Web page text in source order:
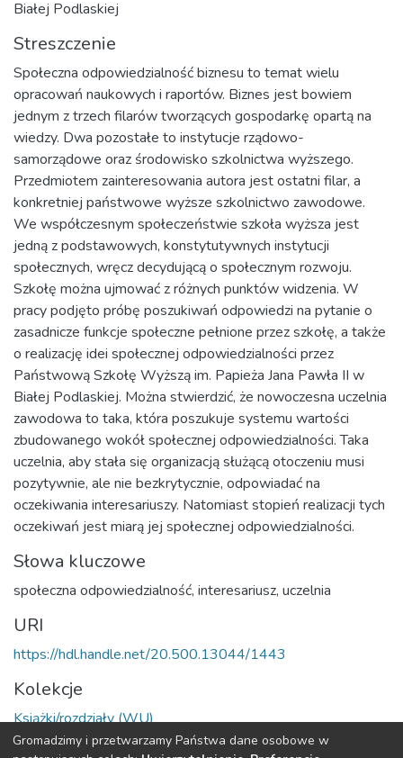
Białej Podlaskiej
Streszczenie
Społeczna odpowiedzialność biznesu to temat wielu
opracowań naukowych i raportów. Biznes jest bowiem
jednym z trzech filarów tworzących gospodarkę opartą na
wiedzy. Dwa pozostałe to instytucje rządowo-
samorządowe oraz środowisko szkolnictwa wyższego.
Przedmiotem zainteresowania autora jest ostatni filar, a
konkretniej państwowe wyższe szkolnictwo zawodowe.
We współczesnym społeczeństwie szkoła wyższa jest
jedną z podstawowych, konstytutywnych instytucji
społecznych, wręcz decydującą o społecznym rozwoju.
Szkołę można ujmować z różnych punktów widzenia. W
pracy podjęto próbę poszukiwań odpowiedzi na pytanie o
zasadnicze funkcje społeczne pełnione przez szkołę, a także
o realizację idei społecznej odpowiedzialności przez
Państwową Szkołę Wyższą im. Papieża Jana Pawła II w
Białej Podlaskiej. Można stwierdzić, że nowoczesna uczelnia
zawodowa to taka, która poszukuje systemu wartości
zbudowanego wokół społecznej odpowiedzialności. Taka
uczelnia, aby stała się organizacją służącą otoczeniu musi
pozytywnie, ale nie bezkrytycznie, odpowiadać na
oczekiwania interesariuszy. Natomiast stopień realizacji tych
oczekiwań jest miarą jej społecznej odpowiedzialności.
Słowa kluczowe
społeczna odpowiedzialność, interesariusz, uczelnia
URI
https://hdl.handle.net/20.500.13044/1443
Kolekcje
Książki/rozdziały (WU)
Gromadzimy i przetwarzamy Państwa dane osobowe w